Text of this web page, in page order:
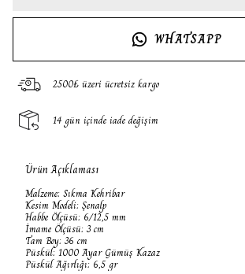
WHATSAPP
2500₺ üzeri ücretsiz kargo
14 gün içinde iade değişim
Ürün Açıklaması
Malzeme: Sıkma Kehribar
Kesim Modeli: Şenalp
Habbe Ölçüsü: 6/12,5 mm
İmame Ölçüsü: 3 cm
Tam Boy: 36 cm
Püskül: 1000 Ayar Gümüş Kazaz
Püskül Ağırlığı: 6,5 gr